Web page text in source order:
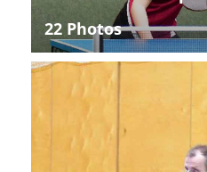
22 Photos